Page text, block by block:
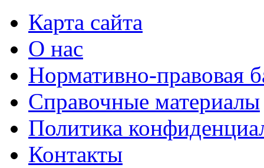
Карта сайта
О нас
Нормативно-правовая
Справочные материалы
Политика
Контакты